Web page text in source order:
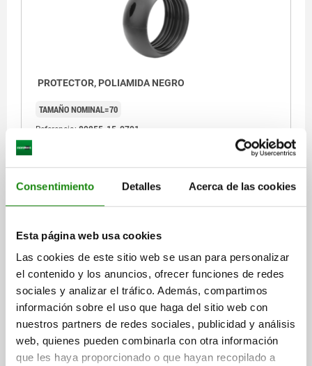
Consentimiento Detalles Acerca de las cookies
Esta página web usa cookies
Las cookies de este sitio web se usan para personalizar
el contenido y los anuncios, ofrecer funciones de redes
sociales y analizar el tráfico. Además, compartimos
información sobre el uso que haga del sitio web con
nuestros partners de redes sociales, publicidad y análisis
web, quienes pueden combinarla con otra información
que les haya proporcionado o que hayan recopilado a
PROTECTOR, POLIAMIDA NEGRO
TAMAÑO NOMINAL=70
Referencia: 80855-15-0701
$2,862.82
más gastos de envío
DETALLES
CAD
DESCARGAS
Otros clientes también